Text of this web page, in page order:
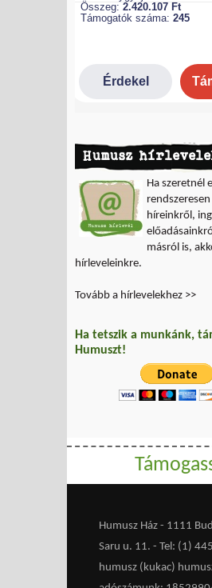
Humusz
Ha szeretnél
híreinkről,
másról is,
hírleveleinkre.
Tovább a hírlevelekhez >>
Ha tetszik a munkánk,
Humuszt!
Humusz Ház - 1111
Saru u. 11. - Tel: (1)
humusz (kukac)